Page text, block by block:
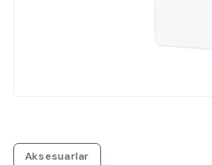
Aksesuarlar